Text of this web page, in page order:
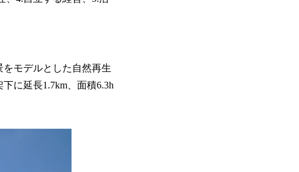
モデルとした自然再生
に延長1.7km、面積6.3h